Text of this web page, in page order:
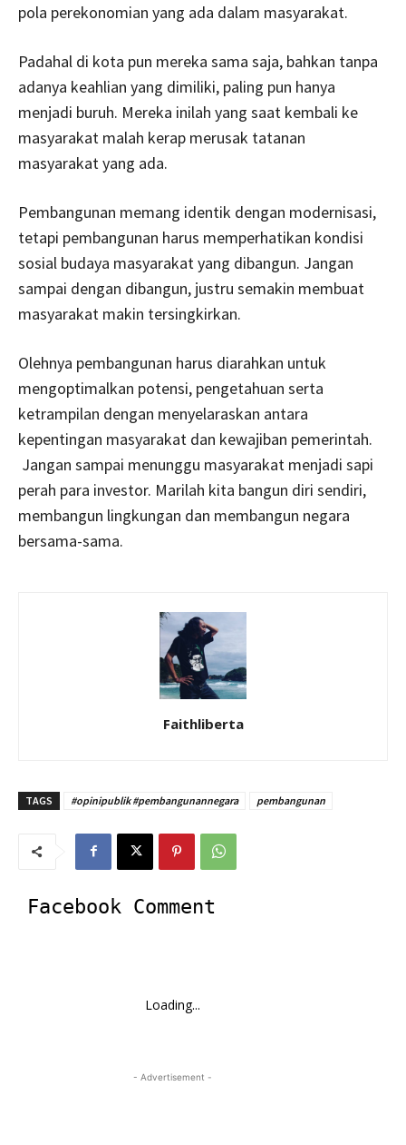
pola perekonomian yang ada dalam masyarakat.
Padahal di kota pun mereka sama saja, bahkan tanpa
adanya keahlian yang dimiliki, paling pun hanya
menjadi buruh. Mereka inilah yang saat kembali ke
masyarakat malah kerap merusak tatanan
masyarakat yang ada.
Pembangunan memang identik dengan modernisasi,
tetapi pembangunan harus memperhatikan kondisi
sosial budaya masyarakat yang dibangun. Jangan
sampai dengan dibangun, justru semakin membuat
masyarakat makin tersingkirkan.
Olehnya pembangunan harus diarahkan untuk
mengoptimalkan potensi, pengetahuan serta
ketrampilan dengan menyelaraskan antara
kepentingan masyarakat dan kewajiban pemerintah.
Jangan sampai menunggu masyarakat menjadi sapi
perah para investor. Marilah kita bangun diri sendiri,
membangun lingkungan dan membangun negara
bersama-sama.
Faithliberta
TAGS #opinipublik #pembangunannegara pembangunan
Facebook Comment
Loading...
- Advertisement -